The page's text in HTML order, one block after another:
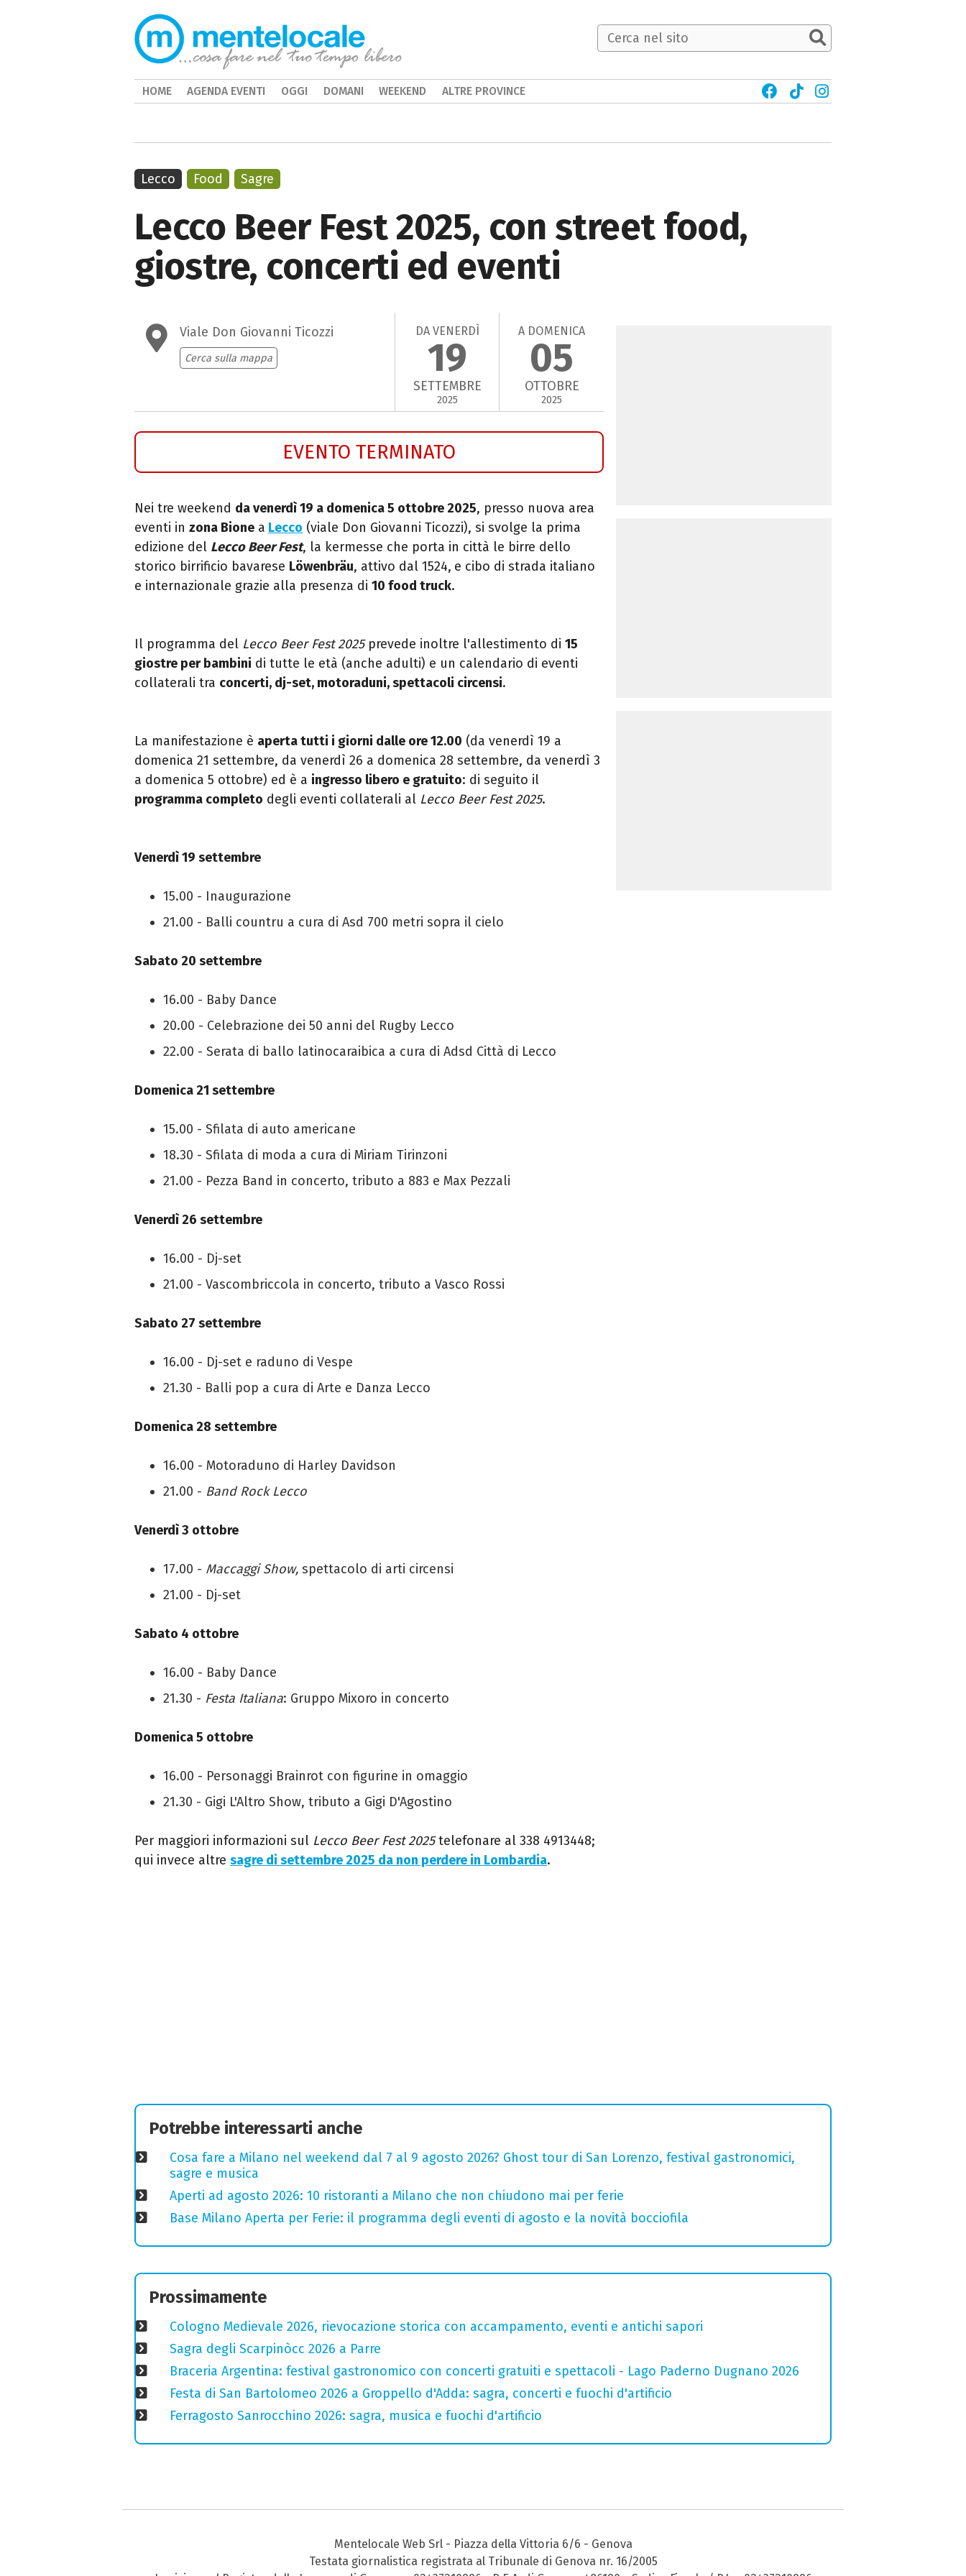
Lecco Beer Fest 2025, con street food,
giostre, concerti ed eventi
Viale Don Giovanni Ticozzi
Cerca sulla mappa
DA VENERDÌ
19
SETTEMBRE
2025
A DOMENICA
05
OTTOBRE
2025
EVENTO TERMINATO
Nei tre weekend da venerdì 19 a domenica 5 ottobre 2025, presso nuova area
eventi in zona Bione a Lecco (viale Don Giovanni Ticozzi), si svolge la prima
edizione del Lecco Beer Fest, la kermesse che porta in città le birre dello
storico birrificio bavarese Löwenbräu, attivo dal 1524, e cibo di strada italiano
e internazionale grazie alla presenza di 10 food truck.
Il programma del Lecco Beer Fest 2025prevede inoltre l'allestimento di 15
giostre per bambini di tutte le età (anche adulti) e un calendario di eventi
collaterali tra concerti, dj-set, motoraduni, spettacoli circensi.
La manifestazione è aperta tutti i giorni dalle ore 12.00 (da venerdì 19 a
domenica 21 settembre, da venerdì 26 a domenica 28 settembre, da venerdì 3
a domenica 5 ottobre) ed è a ingresso libero e gratuito: di seguito il
programma completo degli eventi collaterali al Lecco Beer Fest 2025.
Venerdì 19 settembre
15.00 - Inaugurazione
21.00 - Balli countru a cura di Asd 700 metri sopra il cielo
Sabato 20 settembre
16.00 - Baby Dance
20.00 - Celebrazione dei 50 anni del Rugby Lecco
22.00 - Serata di ballo latinocaraibica a cura di Adsd Città di Lecco
Domenica 21 settembre
15.00 - Sfilata di auto americane
18.30 - Sfilata di moda a cura di Miriam Tirinzoni
21.00 - Pezza Band in concerto, tributo a 883 e Max Pezzali
Venerdì 26 settembre
16.00 - Dj-set
21.00 - Vascombriccola in concerto, tributo a Vasco Rossi
Sabato 27 settembre
16.00 - Dj-set e raduno di Vespe
21.30 - Balli pop a cura di Arte e Danza Lecco
Domenica 28 settembre
16.00 - Motoraduno di Harley Davidson
21.00 - Band Rock Lecco
Venerdì 3 ottobre
17.00 - Maccaggi Show, spettacolo di arti circensi
21.00 - Dj-set
Sabato 4 ottobre
16.00 - Baby Dance
21.30 - Festa Italiana: Gruppo Mixoro in concerto
Domenica 5 ottobre
16.00 - Personaggi Brainrot con figurine in omaggio
21.30 - Gigi L'Altro Show, tributo a Gigi D'Agostino
Per maggiori informazioni sul Lecco Beer Fest 2025telefonare al 338 4913448;
qui invece altre sagre di settembre 2025 da non perdere in Lombardia.
Lecco Food Sagre
Potrebbe interessarti anche
Cosa fare a Milano nel weekend dal 7 al 9 agosto 2026? Ghost tour di San Lorenzo, festival gastronomici,
sagre e musica
Aperti ad agosto 2026: 10 ristoranti a Milano che non chiudono mai per ferie
Base Milano Aperta per Ferie: il programma degli eventi di agosto e la novità bocciofila
Prossimamente
Cologno Medievale 2026, rievocazione storica con accampamento, eventi e antichi sapori
Sagra degli Scarpinòcc 2026 a Parre
Braceria Argentina: festival gastronomico con concerti gratuiti e spettacoli - Lago Paderno Dugnano 2026
Festa di San Bartolomeo 2026 a Groppello d'Adda: sagra, concerti e fuochi d'artificio
Ferragosto Sanrocchino 2026: sagra, musica e fuochi d'artificio
HOME AGENDA EVENTI OGGI DOMANI WEEKEND ALTRE PROVINCE
Mentelocale Web Srl - Piazza della Vittoria 6/6 - Genova
Testata giornalistica registrata al Tribunale di Genova nr. 16/2005